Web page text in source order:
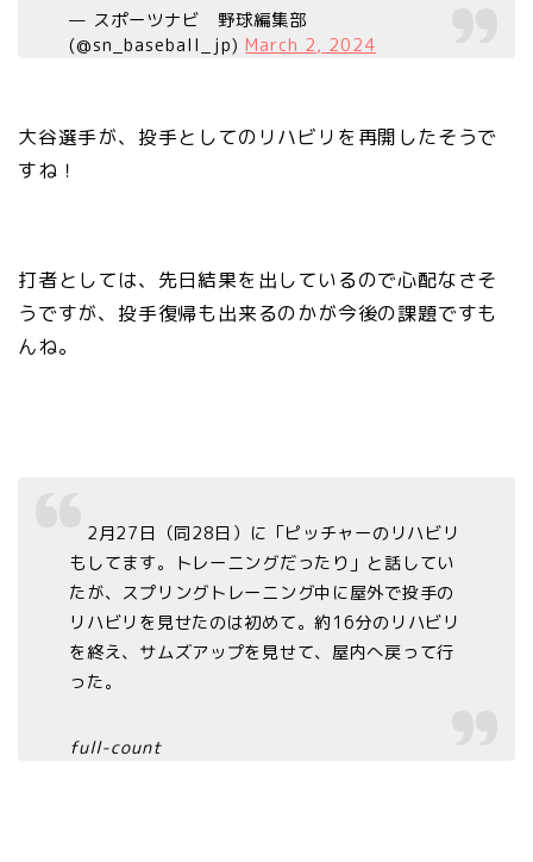
— スポーツナビ 野球編集部
(@sn_baseball_jp) March 2, 2024
大谷選手が、投手としてのリハビリを再開したそうで
すね！
打者としては、先日結果を出しているので心配なさそ
うですが、投手復帰も出来るのかが今後の課題ですも
んね。
2月27日（同28日）に「ピッチャーのリハビリ
もしてます。トレーニングだったり」と話してい
たが、スプリングトレーニング中に屋外で投手の
リハビリを見せたのは初めて。約16分のリハビリ
を終え、サムズアップを見せて、屋内へ戻って行
った。
full-count